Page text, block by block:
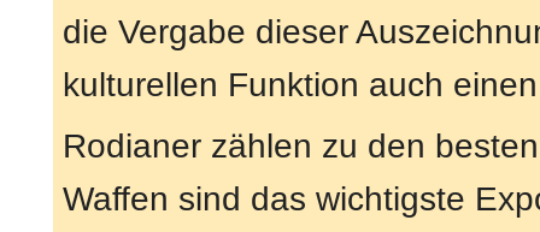
die Vergabe dieser
kulturellen Funktion auch
Rodianer zählen zu den
Waffen sind das wichtigste